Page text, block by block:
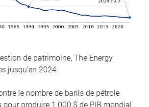
de patrimoine, The Energy
jusqu’en 2024
le nombre de barils de pétrole
pour produire 1 000 $ de PIB mondial